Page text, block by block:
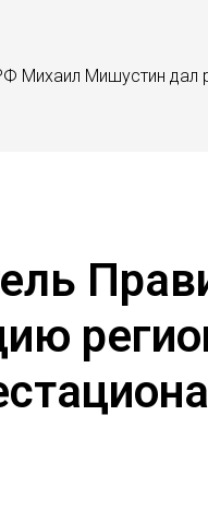
Михаил Мишустин